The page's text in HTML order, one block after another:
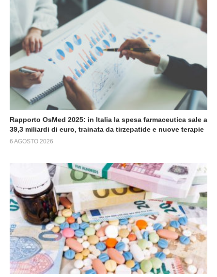
Rapporto OsMed 2025: in Italia la spesa farmaceutica sale a
39,3 miliardi di euro, trainata da tirzepatide e nuove terapie
6 AGOSTO 2026